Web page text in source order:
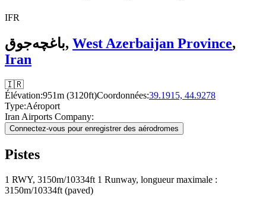
IFR
باغچه‌جوق, West Azerbaijan Province,
Iran
🇮🇷
Élévation:951m (3120ft)Coordonnées:39.1915, 44.9278
Type:Aéroport
Iran Airports Company:
Connectez-vous pour enregistrer des aérodromes
Pistes
1 RWY, 3150m/10334ft 1 Runway, longueur maximale :
3150m/10334ft (paved)